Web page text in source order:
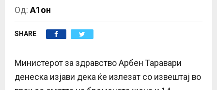
M
E
N
Од:А1он
SHARE
Министерот за здравство Арбен Таравари
денеска изјави дека ќе излезат со извештај во